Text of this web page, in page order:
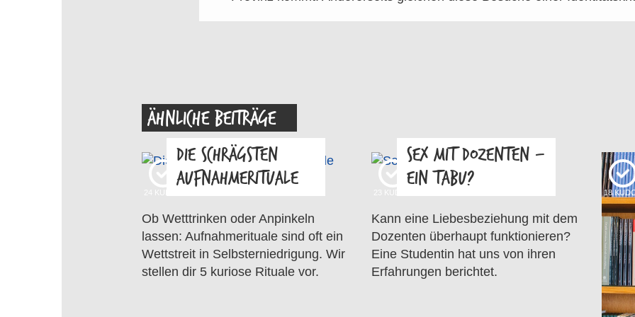
ÄHNLICHE BEITRÄGE
DIE SCHRÄGSTEN
AUFNAHMERITUALE
Ob Wetttrinken oder Anpinkeln
lassen: Aufnahmerituale sind oft ein
Wettstreit in Selbsterniedrigung. Wir
stellen dir 5 kuriose Rituale vor.
SEX MIT DOZENTEN –
EIN TABU?
Kann eine Liebesbeziehung mit dem
Dozenten überhaupt funktionieren?
Eine Studentin hat uns von ihren
Erfahrungen berichtet.
18